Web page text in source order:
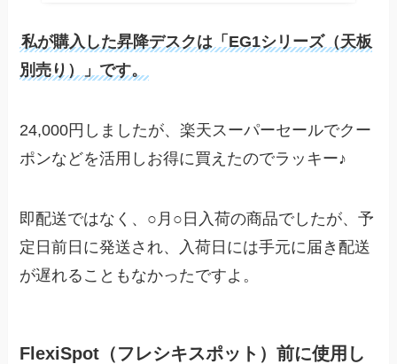
私が購入した昇降デスクは「EG1シリーズ（天板
別売り）」です。
24,000円しましたが、楽天スーパーセールでクー
ポンなどを活用しお得に買えたのでラッキー♪
即配送ではなく、○月○日入荷の商品でしたが、予
定日前日に発送され、入荷日には手元に届き配送
が遅れることもなかったですよ。
FlexiSpot（フレシキスポット）前に使用し